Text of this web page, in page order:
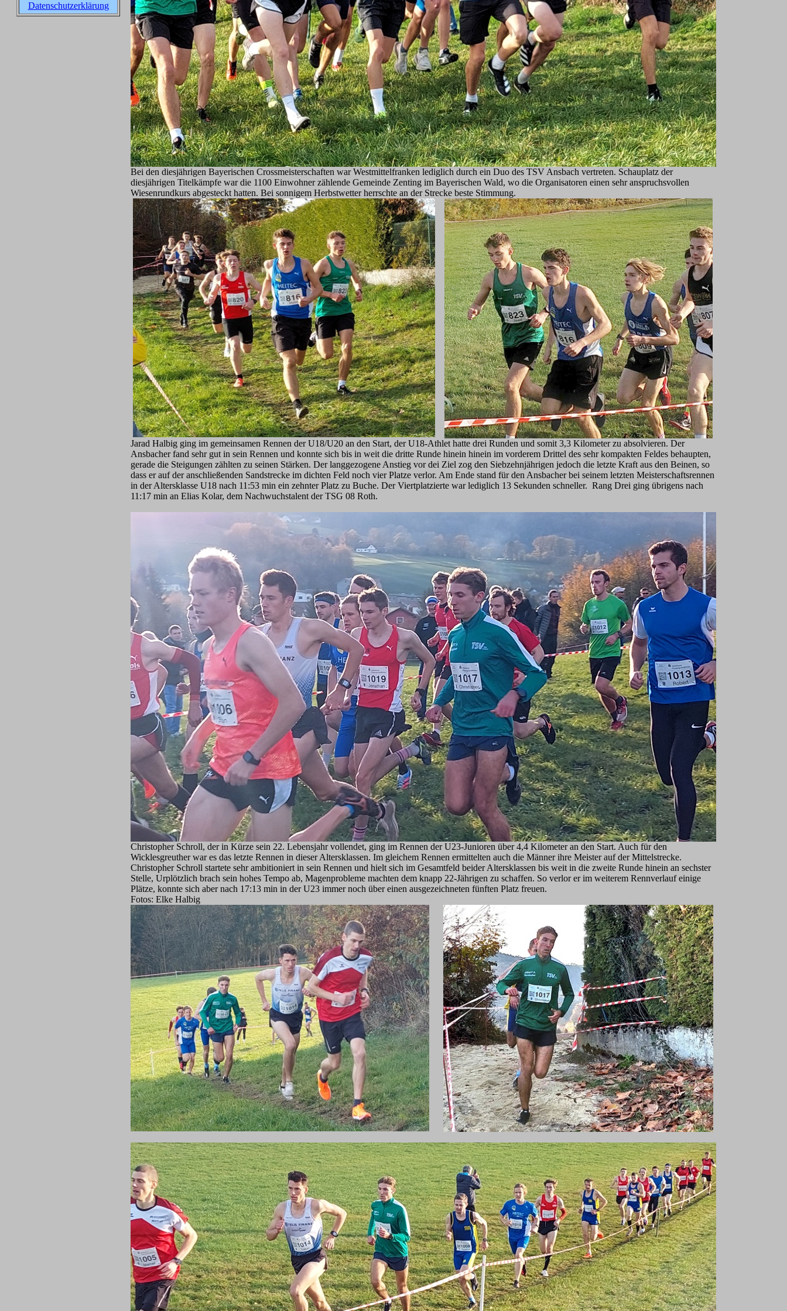
Datenschutzerklärung
Bei den diesjährigen Bayerischen Crossmeisterschaften war Westmittelfranken lediglich durch ein Duo des TSV Ansbach vertreten. Schauplatz der
diesjährigen Titelkämpfe war die 1100 Einwohner zählende Gemeinde Zenting im Bayerischen Wald, wo die Organisatoren einen sehr anspruchsvollen
Wiesenrundkurs abgesteckt hatten. Bei sonnigem Herbstwetter herrschte an der Strecke beste Stimmung.
Jarad Halbig ging im gemeinsamen Rennen der U18/U20 an den Start, der U18-Athlet hatte drei Runden und somit 3,3 Kilometer zu absolvieren. Der
Ansbacher fand sehr gut in sein Rennen und konnte sich bis in weit die dritte Runde hinein hinein im vorderem Drittel des sehr kompakten Feldes behaupten,
gerade die Steigungen zählten zu seinen Stärken. Der langgezogene Anstieg vor dei Ziel zog den Siebzehnjährigen jedoch die letzte Kraft aus den Beinen, so
dass er auf der anschließenden Sandstrecke im dichten Feld noch vier Platze verlor. Am Ende stand für den Ansbacher bei seinem letzten Meisterschaftsrennen
in der Altersklasse U18 nach 11:53 min ein zehnter Platz zu Buche. Der Viertplatzierte war lediglich 13 Sekunden schneller. Rang Drei ging übrigens nach
11:17 min an Elias Kolar, dem Nachwuchstalent der TSG 08 Roth.
Christopher Schroll, der in Kürze sein 22. Lebensjahr vollendet, ging im Rennen der U23-Junioren über 4,4 Kilometer an den Start. Auch für den
Wicklesgreuther war es das letzte Rennen in dieser Altersklassen. Im gleichem Rennen ermittelten auch die Männer ihre Meister auf der Mittelstrecke.
Christopher Schroll startete sehr ambitioniert in sein Rennen und hielt sich im Gesamtfeld beider Altersklassen bis weit in die zweite Runde hinein an sechster
Stelle, Urplötzlich brach sein hohes Tempo ab, Magenprobleme machten dem knapp 22-Jährigen zu schaffen. So verlor er im weiterem Rennverlauf einige
Plätze, konnte sich aber nach 17:13 min in der U23 immer noch über einen ausgezeichneten fünften Platz freuen.
Fotos: Elke Halbig